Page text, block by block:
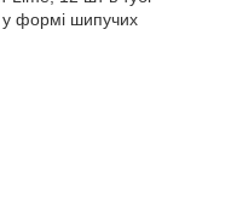
у формі шипучих